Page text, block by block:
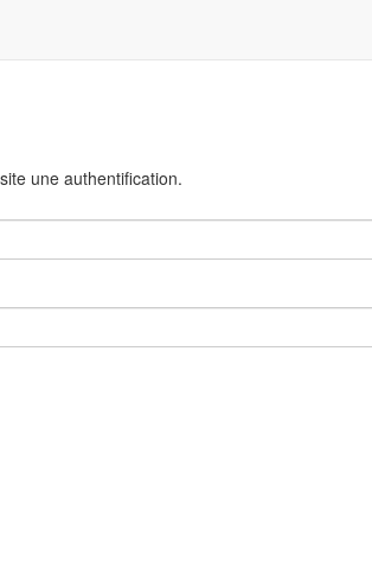
une authentification.